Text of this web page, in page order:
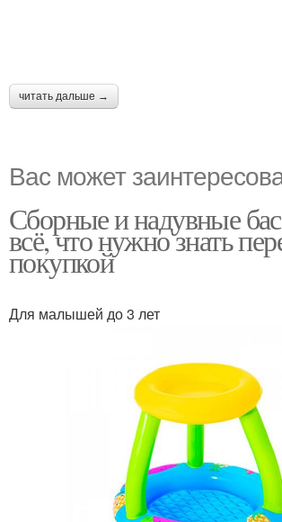
читать дальше →
Вас может
Сборные и надувные
всё, что нужно знать
покупкой
Для малышей до 3 лет